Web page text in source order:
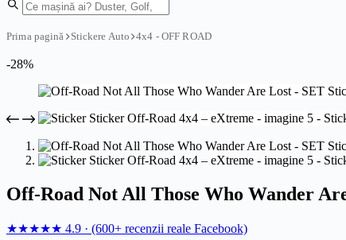
Prima pagină Stickere Auto 4x4 - OFF ROAD
-28%
Off-Road Not All Those Who Wander
★★★★★ 4.9 · (600+ recenzii reale Facebook)